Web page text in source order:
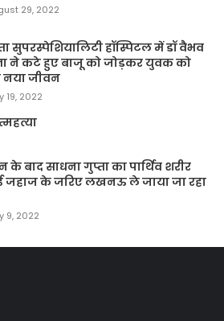
29, 2022
सुपरस्पेशियालिटी हॉस्पिटल में डॉ वैभव
ने कटे हुए बाजू को जोड़कर युवक को
नया जीवन
19, 2022
के बाद साधना गुप्ता का पार्थिव शरीर
जहाज के जरिए लखनऊ ले जाया जा रहा
9, 2022